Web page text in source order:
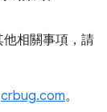
相關事項，請
crbug.com。